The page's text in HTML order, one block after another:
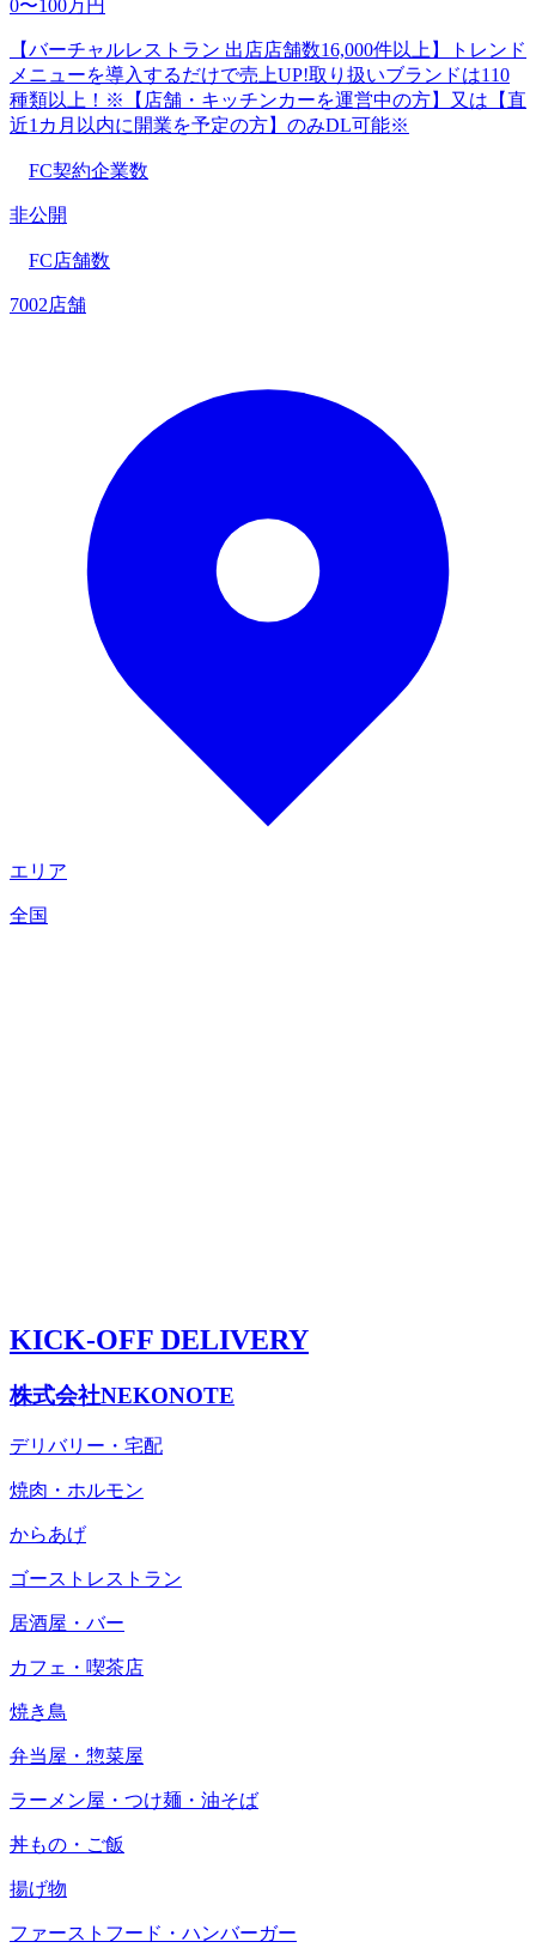
0〜100万円
【バーチャルレストラン 出店店舗数16,000件以上】トレンド
メニューを導入するだけで売上UP!取り扱いブランドは110
種類以上！※【店舗・キッチンカーを運営中の方】又は【直
近1カ月以内に開業を予定の方】のみDL可能※
FC契約企業数
非公開
FC店舗数
7002店舗
エリア
全国
KICK-OFF DELIVERY
株式会社NEKONOTE
デリバリー・宅配
焼肉・ホルモン
からあげ
ゴーストレストラン
居酒屋・バー
カフェ・喫茶店
焼き鳥
弁当屋・惣菜屋
ラーメン屋・つけ麺・油そば
丼もの・ご飯
揚げ物
ファーストフード・ハンバーガー